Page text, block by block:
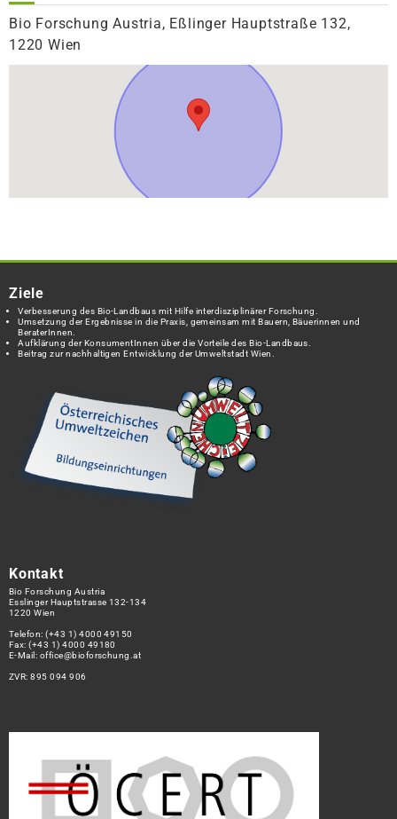
Bio Forschung Austria, Eßlinger Hauptstraße 132,
1220 Wien
Ziele
Verbesserung des Bio-Landbaus mit Hilfe interdisziplinärer Forschung.
Umsetzung der Ergebnisse in die Praxis, gemeinsam mit Bauern, Bäuerinnen und
BeraterInnen.
Aufklärung der KonsumentInnen über die Vorteile des Bio-Landbaus.
Beitrag zur nachhaltigen Entwicklung der Umweltstadt Wien.
Kontakt
Bio Forschung Austria
Esslinger Hauptstrasse 132-134
1220 Wien
Telefon:(+43 1) 4000 49150
Fax: (+43 1) 4000 49180
E-Mail: office@bioforschung.at
ZVR: 895 094 906